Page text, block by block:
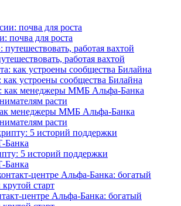
почва для роста
работая вахтой
устроены сообщества Билайна
менеджеры ММБ Альфа-Банка
расти
5 историй поддержки
Банка
центре Альфа-Банка: богатый